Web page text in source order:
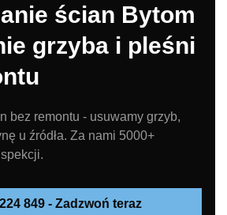
ścian Bytom
grzyba i pleśni
bez remontu - usuwamy grzyb,
u źródła. Za nami 5000+
849 - Zadzwoń teraz